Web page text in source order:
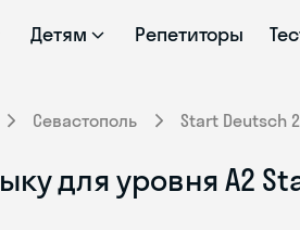
Детям Репетиторы
Севастополь Start Deutsch 2
для уровня A2